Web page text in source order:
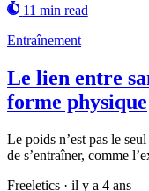
11 min read
Entraînement
Le lien entre
forme physique
Le poids n’est pas le
de s’entraîner, comme
Freeletics · il y a 4 ans